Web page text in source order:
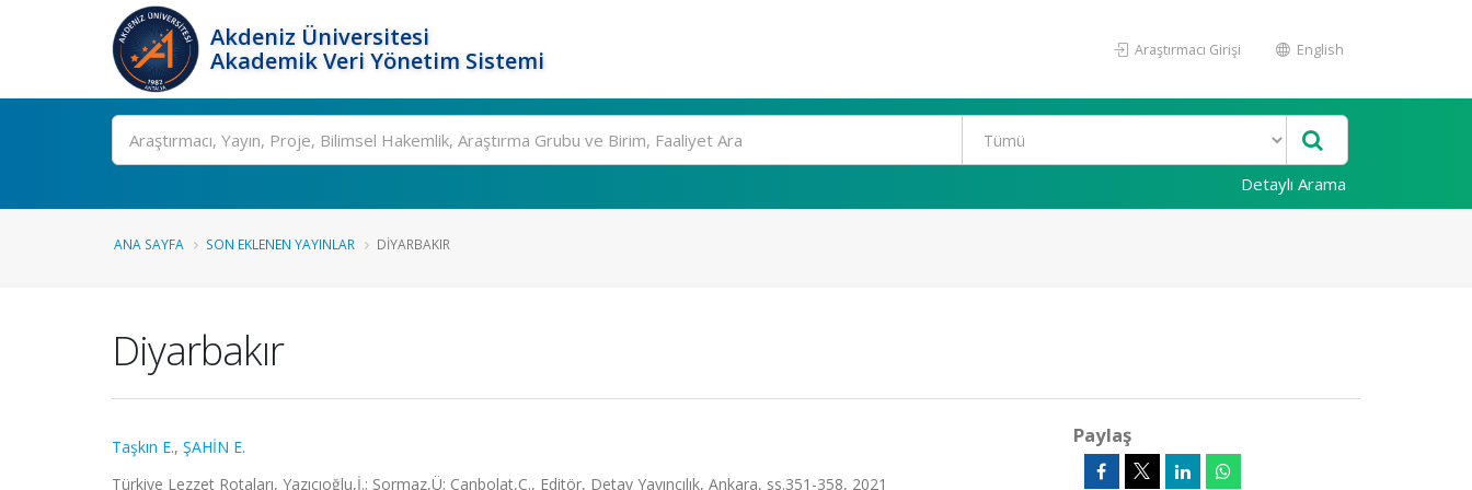
Akdeniz Üniversitesi
Akademik Veri Yönetim Sistemi
Araştırmacı Girişi English
Ara
Detaylı Arama
ANA SAYFA SON EKLENEN YAYINLAR DIYARBAKIR
Diyarbakır
Taşkın E., ŞAHİN E.
Türkiye Lezzet Rotaları, Yazıcıoğlu,İ.; Sormaz,Ü; Canbolat,C., Editör, Detay Yayıncılık, Ankara, ss.351-358, 2021
Paylaş